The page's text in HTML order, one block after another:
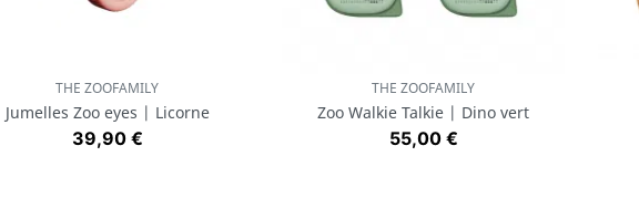
 Aperçu rapide
THE ZOOFAMILY
Jumelles Zoo eyes | Licorne
Prix
39,90 €
 Aperçu rapide
THE ZOOFAMILY
Zoo Walkie Talkie | Dino vert
Prix
55,00 €